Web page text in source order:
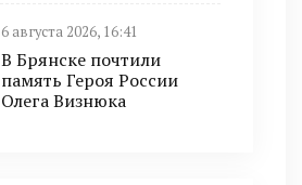
6 августа 2026, 16:41
В Брянске почтили
память Героя России
Олега Визнюка